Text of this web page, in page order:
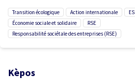
transition écologique action internationale
économie sociale et solidaire
RSE
responsabilité sociétale des entreprises (RSE)
Kèpos